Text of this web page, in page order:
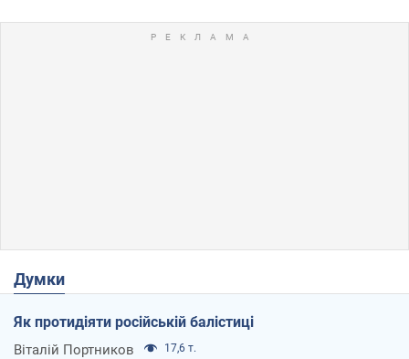
Думки
Як протидіяти російській балістиці
Віталій Портников 17,6 т.